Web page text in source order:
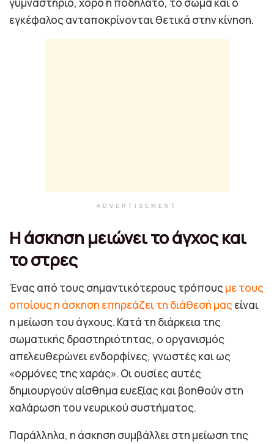
εγκέφαλος ανταποκρίνονται θετικά στην κίνηση.
ADVERTISEMENT
Η άσκηση μειώνει το άγχος και
το στρες
Ένας από τους σημαντικότερους τρόπους με τους
οποίους η άσκηση επηρεάζει τη διάθεσή μας είναι
η μείωση του άγχους. Κατά τη διάρκεια της
σωματικής δραστηριότητας, ο οργανισμός
απελευθερώνει ενδορφίνες, γνωστές και ως
«ορμόνες της χαράς». Οι ουσίες αυτές
δημιουργούν αίσθημα ευεξίας και βοηθούν στη
χαλάρωση του νευρικού συστήματος.
Παράλληλα, η άσκηση συμβάλλει στη μείωση της